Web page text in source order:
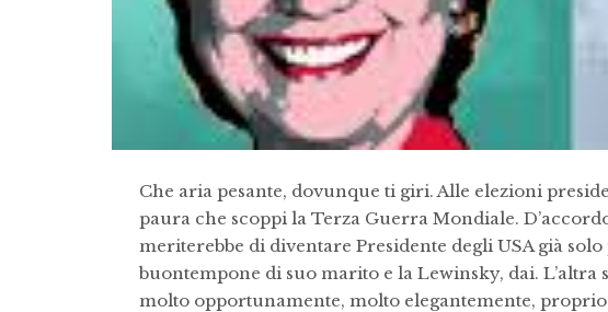
Che aria pesante, dovunque ti giri. Alle elezioni
paura che scoppi la Terza Guerra Mondiale.
meriterebbe di diventare Presidente degli USA già
buontempone di suo marito e la Lewinsky, dai. L’altra
molto opportunamente, molto elegantemente,